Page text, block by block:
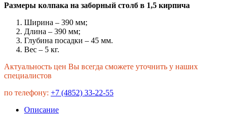
Размеры колпака на заборный столб в 1,5 кирпича
Ширина – 390 мм;
Длина – 390 мм;
Глубина посадки – 45 мм.
Вес – 5 кг.
Актуальность цен Вы всегда сможете уточнить у наших
специалистов
по телефону: +7 (4852) 33-22-55
Описание